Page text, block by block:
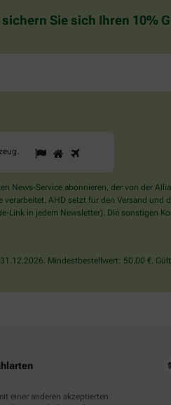
Sie sich Ihren 10%
.
Sind
Sie
Mensch?
Dann
wählen
Flugzeug.
1 2
News-Service abonnieren, der von der
verarbeitet. AHD setzt für den Versand
Link in jedem Newsletter). Die sonstigen
Mindestbestellwert: 50,00 €.
einer anderen akzeptierten